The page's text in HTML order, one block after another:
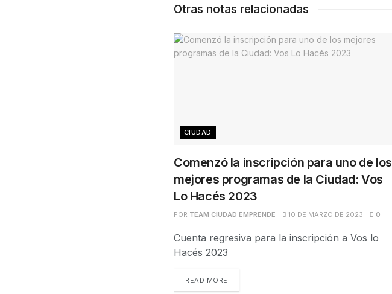
Otras notas relacionadas
CIUDAD
Comenzó la inscripción para uno de los
mejores programas de la Ciudad: Vos
Lo Hacés 2023
POR TEAM CIUDAD EMPRENDE 10 DE MARZO DE 2023 0
Cuenta regresiva para la inscripción a Vos lo
Hacés 2023
READ MORE